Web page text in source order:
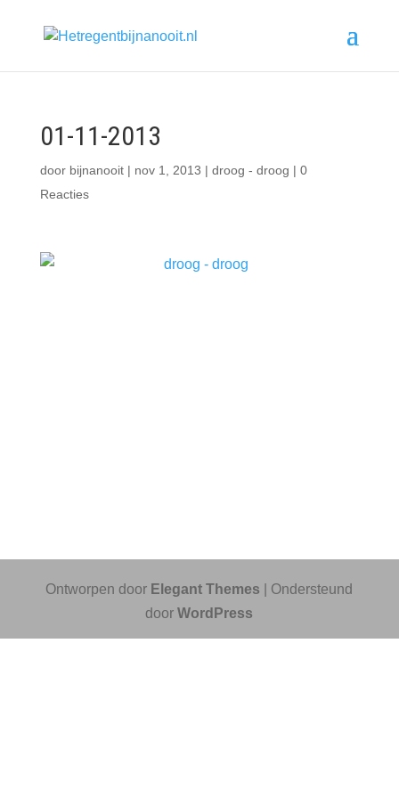
01-11-2013
door bijnanooit| nov 1, 2013 | droog - droog | 0
Reacties
Ontworpen door Elegant Themes | Ondersteund
doorWordPress